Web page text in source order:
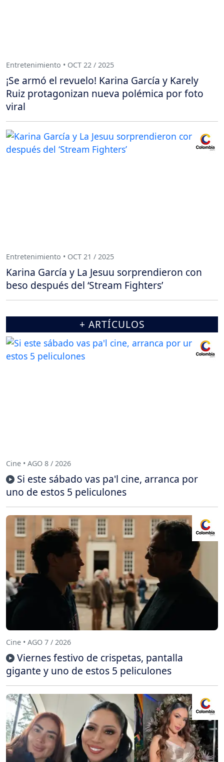
Entretenimiento • OCT 22 / 2025
¡Se armó el revuelo! Karina García y Karely
Ruiz protagonizan nueva polémica por foto
viral
Entretenimiento • OCT 21 / 2025
Karina García y La Jesuu sorprendieron con
beso después del ‘Stream Fighters’
+ ARTÍCULOS
Cine • AGO 8 / 2026
Si este sábado vas pa'l cine, arranca por
uno de estos 5 peliculones
Cine • AGO 7 / 2026
Viernes festivo de crispetas, pantalla
gigante y uno de estos 5 peliculones